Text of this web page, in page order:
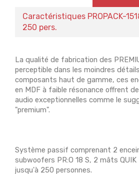
Caractéristiques PROPACK-
250 pers.
La qualité de fabrication des
perceptible dans les moindres
composants haut de gamme, ces
en MDF à faible résonance offrent
audio exceptionnelles comme le
"premium".
Système passif comprenant 2
subwoofers PR:O 18 S, 2 mâts QUIK
jusqu'à 250 personnes.